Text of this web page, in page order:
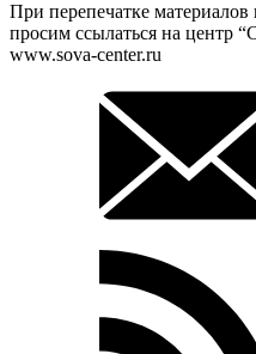
При перепечатке
просим ссылаться на центр
www.sova-center.ru